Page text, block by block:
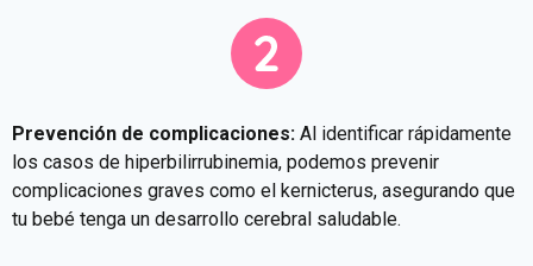
Prevención de complicaciones: Al identificar rápidamente
los casos de hiperbilirrubinemia, podemos prevenir
complicaciones graves como el kernicterus, asegurando que
tu bebé tenga un desarrollo cerebral saludable.